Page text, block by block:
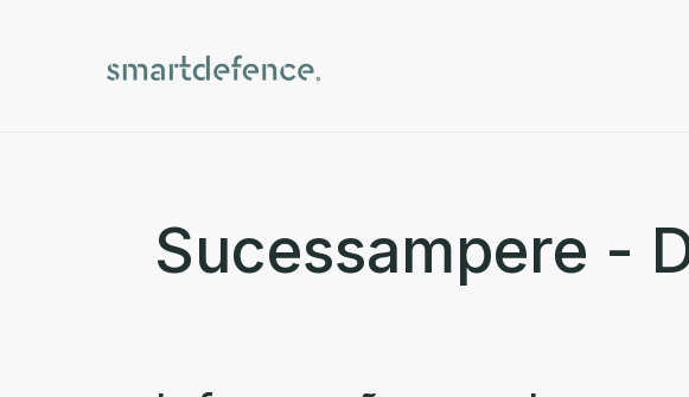
Sucessampere -